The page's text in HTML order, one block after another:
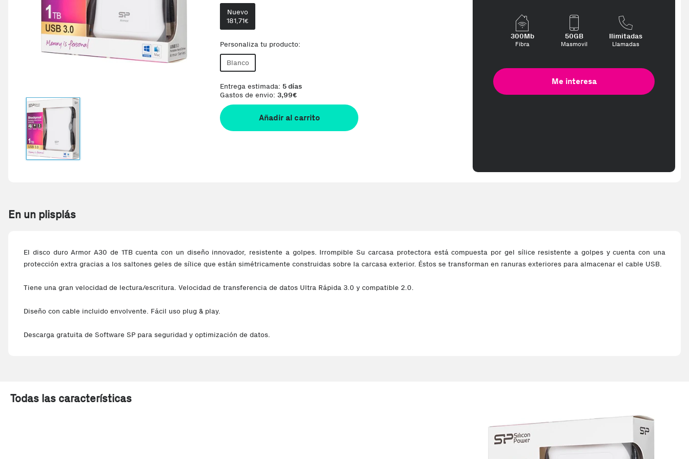
Nuevo
181,71€
Personaliza tu producto:
Blanco
Entrega estimada: 5 días
Gastos de envio: 3,99€
Añadir al carrito
300Mb
Fibra
50GB
Masmovil
Ilimitadas
Llamadas
Me interesa
En un plisplás
El disco duro Armor A30 de 1TB cuenta con un diseño innovador, resistente a golpes. Irrompible Su carcasa protectora está compuesta por gel sílice resistente a golpes y cuenta con una
protección extra gracias a los saltones geles de sílice que están simétricamente construidas sobre la carcasa exterior. Éstos se transforman en ranuras exteriores para almacenar el cable USB.
Tiene una gran velocidad de lectura/escritura. Velocidad de transferencia de datos Ultra Rápida 3.0 y compatible 2.0.
Diseño con cable incluido envolvente. Fácil uso plug & play.
Descarga gratuita de Software SP para seguridad y optimización de datos.
Todas las características